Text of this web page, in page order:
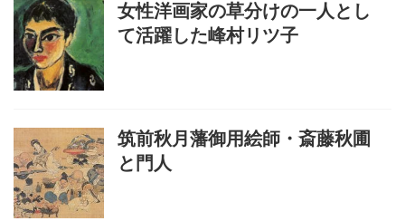
女性洋画家の草分けの一人とし
て活躍した峰村リツ子
筑前秋月藩御用絵師・斎藤秋圃
と門人